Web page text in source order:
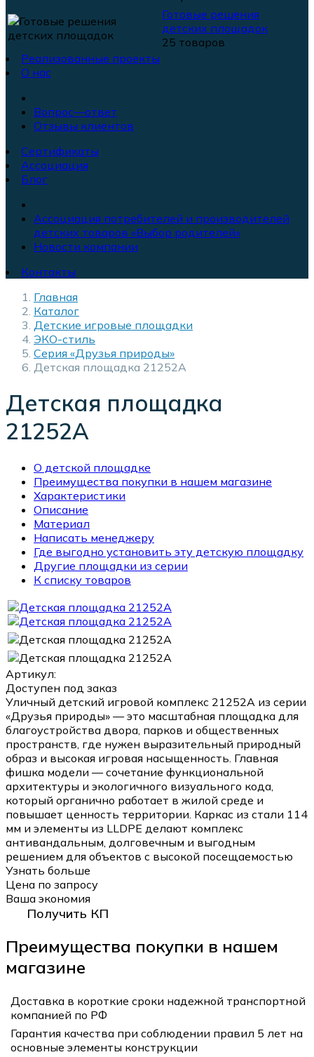
Готовые решения
детских площадок
25 товаров
Реализованные проекты
О нас
Вопрос—ответ
Отзывы клиентов
Сертификаты
Ассоциация
Блог
Ассоциация потребителей и производителей
детских товаров «Выбор родителей»
Новости компании
Контакты
Главная
Каталог
Детские игровые площадки
ЭКО-стиль
Серия «Друзья природы»
Детская площадка 21252А
Детская площадка
21252А
О детской площадке
Преимущества покупки в нашем магазине
Характеристики
Описание
Материал
Написать менеджеру
Где выгодно установить эту детскую площадку
Другие площадки из серии
К списку товаров
Артикул:
Доступен под заказ
Уличный детский игровой комплекс 21252A из серии
«Друзья природы» — это масштабная площадка для
благоустройства двора, парков и общественных
пространств, где нужен выразительный природный
образ и высокая игровая насыщенность. Главная
фишка модели — сочетание функциональной
архитектуры и экологичного визуального кода,
который органично работает в жилой среде и
повышает ценность территории. Каркас из стали 114
мм и элементы из LLDPE делают комплекс
антивандальным, долговечным и выгодным
решением для объектов с высокой посещаемостью
Узнать больше
Цена по запросу
Ваша экономия
Получить КП
Преимущества покупки в нашем
магазине
Доставка в короткие сроки надежной транспортной
компанией по РФ
Гарантия качества при соблюдении правил 5 лет на
основные элементы конструкции